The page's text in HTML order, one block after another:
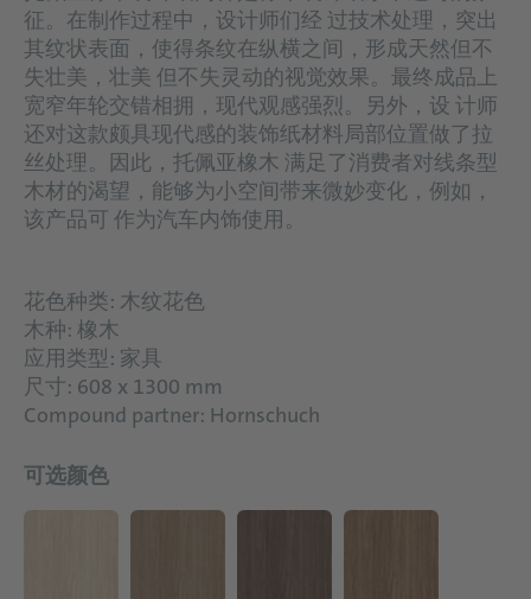
征。在制作过程中，设计师们经 过技术处理，突出
其纹状表面，使得条纹在纵横之间，形成天然但不
失壮美，壮美 但不失灵动的视觉效果。最终成品上
宽窄年轮交错相拥，现代观感强烈。另外，设 计师
还对这款颇具现代感的装饰纸材料局部位置做了拉
丝处理。因此，托佩亚橡木 满足了消费者对线条型
木材的渴望，能够为小空间带来微妙变化，例如，
该产品可 作为汽车内饰使用。
花色种类: 木纹花色
木种: 橡木
应用类型: 家具
尺寸: 608 x 1300 mm
Compound partner: Hornschuch
可选颜色